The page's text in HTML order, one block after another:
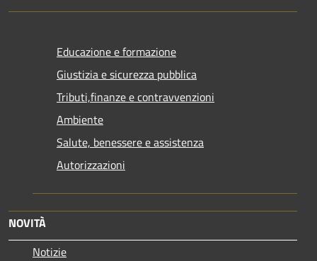
Educazione e formazione
Giustizia e sicurezza pubblica
Tributi,finanze e contravvenzioni
Ambiente
Salute, benessere e assistenza
Autorizzazioni
NOVITÀ
Notizie